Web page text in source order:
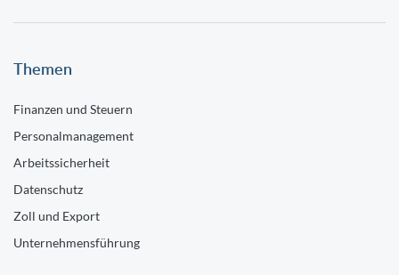
Themen
Finanzen und Steuern
Personalmanagement
Arbeitssicherheit
Datenschutz
Zoll und Export
Unternehmensführung